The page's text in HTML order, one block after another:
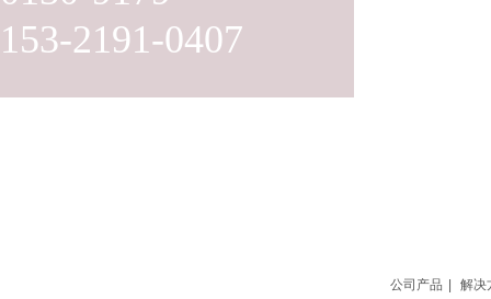
153-2191-0407
公司产品 解决